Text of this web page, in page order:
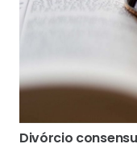
Divórcio